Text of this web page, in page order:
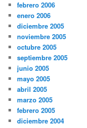
febrero 2006
enero 2006
diciembre 2005
noviembre 2005
octubre 2005
septiembre 2005
junio 2005
mayo 2005
abril 2005
marzo 2005
febrero 2005
diciembre 2004